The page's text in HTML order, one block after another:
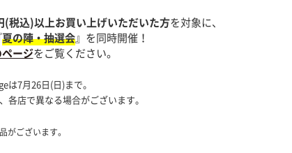
税込)以上お買い上げいただいた方を対象に、
夏の陣・抽選会』を同時開催！
ージをご覧ください。
は7月26日(日)まで。
各店で異なる場合がございます。
がございます。